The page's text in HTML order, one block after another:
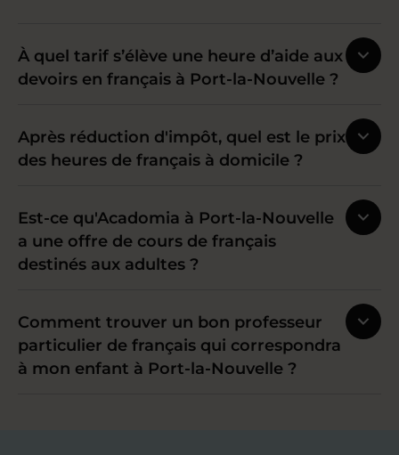
À quel tarif s’élève une heure d’aide aux
devoirs en français à Port-la-Nouvelle ?
Après réduction d'impôt, quel est le prix
des heures de français à domicile ?
Est-ce qu'Acadomia à Port-la-Nouvelle
a une offre de cours de français
destinés aux adultes ?
Comment trouver un bon professeur
particulier de français qui correspondra
à mon enfant à Port-la-Nouvelle ?